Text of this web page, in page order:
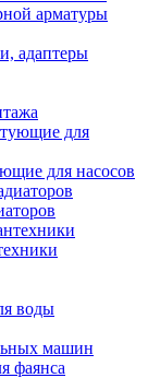
арматуры
адаптеры
для насосов
воды
машин
фаянса